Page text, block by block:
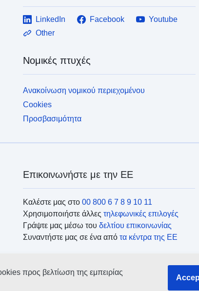
LinkedIn Facebook
Youtube
Other
Νομικές πτυχές
Ανακοίνωση νομικού περιεχομένου
Cookies
Προσβασιμότητα
Επικοινωνήστε με την ΕΕ
Καλέστε μας στο 00 800 6 7 8 9 10 11
Χρησιμοποιήστε άλλες τηλεφωνικές επιλογές
Γράψτε μας μέσω του δελτίου επικοινωνίας
Συναντήστε μας σε ένα από τα κέντρα της ΕΕ
προς βελτίωση της εμπειρίας